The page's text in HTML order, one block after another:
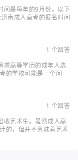
间是每年的9月份。以下
南成人高考的报名时间
1 个回答
求高等学历的成年人选
的学校可能是一个问
1 个回答
收艺术生。虽然成人高
的，但并不意味着艺术